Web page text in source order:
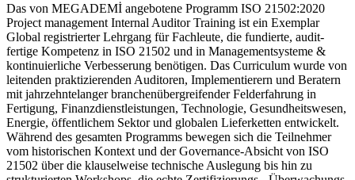
Das von MEGADEMİ angebotene Programm ISO 21502:2020
Project management Internal Auditor Training ist ein Exemplar
Global registrierter Lehrgang für Fachleute, die fundierte, audit-
fertige Kompetenz in ISO 21502 und in Managementsysteme &
kontinuierliche Verbesserung benötigen. Das Curriculum wurde von
leitenden praktizierenden Auditoren, Implementierern und Beratern
mit jahrzehntelanger branchenübergreifender Felderfahrung in
Fertigung, Finanzdienstleistungen, Technologie, Gesundheitswesen,
Energie, öffentlichem Sektor und globalen Lieferketten entwickelt.
Während des gesamten Programms bewegen sich die Teilnehmer
vom historischen Kontext und der Governance-Absicht von ISO
21502 über die klauselweise technische Auslegung bis hin zu